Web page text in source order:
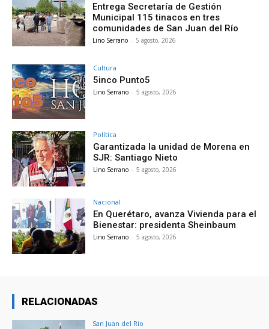
Entrega Secretaría de Gestión
Municipal 115 tinacos en tres
comunidades de San Juan del Río
Lino Serrano - 5 agosto, 2026
Cultura
5inco Punto5
Lino Serrano - 5 agosto, 2026
Política
Garantizada la unidad de Morena en
SJR: Santiago Nieto
Lino Serrano - 5 agosto, 2026
Nacional
En Querétaro, avanza Vivienda para el
Bienestar: presidenta Sheinbaum
Lino Serrano - 5 agosto, 2026
RELACIONADAS
San Juan del Río